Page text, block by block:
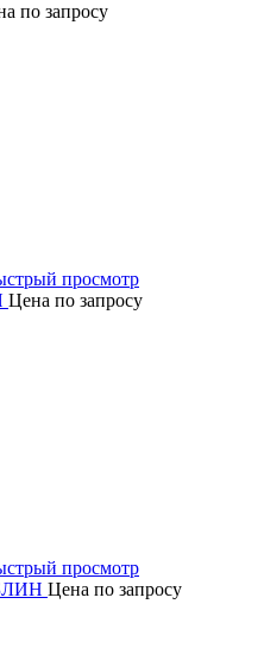
по запросу
просмотр
Цена по запросу
просмотр
Цена по запросу